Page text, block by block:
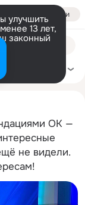
Войти
улучшить
13 лет,
законный
сам
ОК —
не видели.